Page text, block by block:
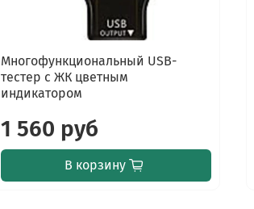
Многофункциональный USB-
тестер с ЖК цветным
индикатором
1 560 руб
В корзину